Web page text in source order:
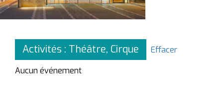
Activités : Théâtre, Cirque
Effacer
Aucun événement